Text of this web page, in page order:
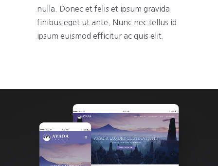
nulla. Donec et felis et ipsum gravida
finibus eget ut ante. Nunc nec tellus id
ipsum euismod efficitur ac quis elit.